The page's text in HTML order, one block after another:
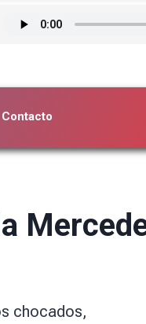
Contacto
chocados,